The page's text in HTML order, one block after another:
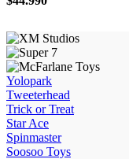
Yolopark
Tweeterhead
Trick or Treat
Star Ace
Spinmaster
Soosoo Toys